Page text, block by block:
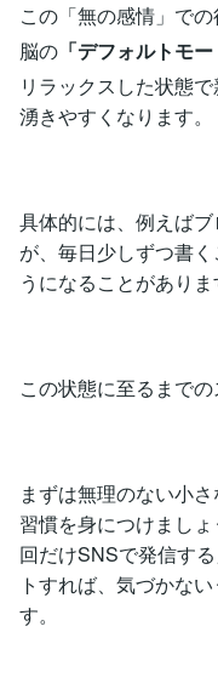
この「無の感情」での
脳の 「デフォルトモ
リラックスした状態
湧きやすくなります。
具体的には、例えば
が、毎日少しずつ書
うになることがありま
この状態に至るまでの
まずは無理のない小
習慣を身につけまし
回だけSNSで発信す
トすれば、気づかな
す。